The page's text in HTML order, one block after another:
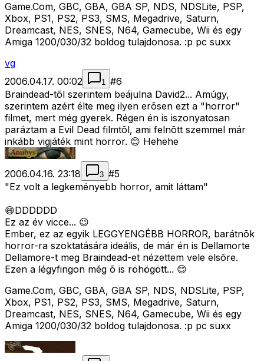
Game.Com, GBC, GBA, GBA SP, NDS, NDSLite, PSP,
Xbox, PS1, PS2, PS3, SMS, Megadrive, Saturn,
Dreamcast, NES, SNES, N64, Gamecube, Wii és egy
Amiga 1200/030/32 boldog tulajdonosa. :p pc suxx
vg
2006.04.17. 00:02
1 #6
Braindead-tõl szerintem beájulna David2... Amúgy,
szerintem azért élte meg ilyen erõsen ezt a "horror"
filmet, mert még gyerek. Régen én is iszonyatosan
paráztam a Evil Dead filmtõl, ami felnõtt szemmel már
inkább vigjáték mint horror. 😊 Hehehe
2006.04.16. 23:18 3 #5
"Ez volt a legkeményebb horror, amit láttam"
😄DDDDDD
Ez az év vicce... 😉
Ember, ez az egyik LEGGYENGÉBB HORROR, barátnõk
horror-ra szoktatására ideális, de már én is Dellamorte
Dellamore-t meg Braindead-et nézettem vele elsõre.
Ezen a légyfingon még õ is röhögött... 😊
Game.Com, GBC, GBA, GBA SP, NDS, NDSLite, PSP,
Xbox, PS1, PS2, PS3, SMS, Megadrive, Saturn,
Dreamcast, NES, SNES, N64, Gamecube, Wii és egy
Amiga 1200/030/32 boldog tulajdonosa. :p pc suxx